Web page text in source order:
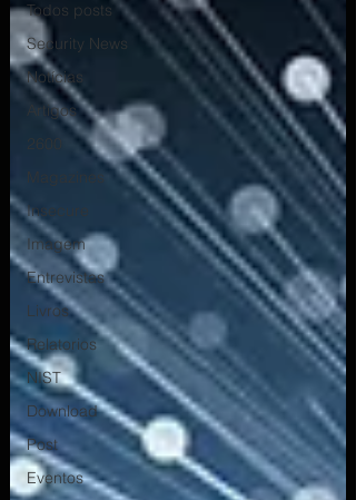
Todos posts
Security News
Notícias
Artigos
2600
Magazines
Insecure
Imagem
Entrevistas
Livros
Relatorios
NIST
Download
Post
Eventos